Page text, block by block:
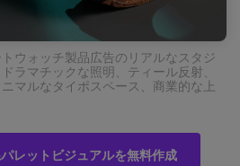
ウォッチ製品広告のリアルなスタジ
ラマチックな照明、ティール反射、
マルなタイポスペース、商業的な上
レットビジュアルを無料作成